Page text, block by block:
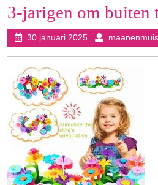
3-jarigen om buiten
30 januari 202530
januari
maanenmuis